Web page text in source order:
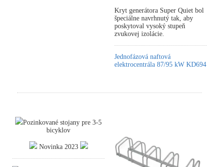
Kryt generátora Super Quiet bol
špeciálne navrhnutý tak, aby
poskytoval vysoký stupeň
zvukovej izolácie.
Jednofázová naftová
elektrocentrála 87/95 kW KD694
Pozinkované stojany pre 3-5
bicyklov
Novinka 2023